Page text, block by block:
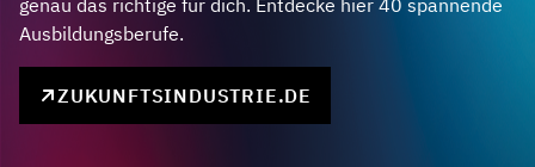
genau das richtige für dich. Entdecke hier 40 spannende
Ausbildungsberufe.
ZUKUNFTSINDUSTRIE.DE